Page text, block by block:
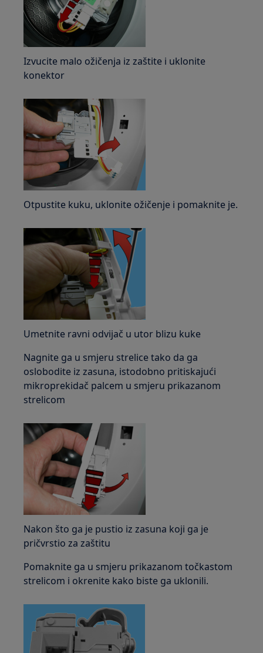
Izvucite malo ožičenja iz zaštite i uklonite
konektor
Otpustite kuku, uklonite ožičenje i pomaknite je.
Umetnite ravni odvijač u utor blizu kuke
Nagnite ga u smjeru strelice tako da ga
oslobodite iz zasuna, istodobno pritiskajući
mikroprekidač palcem u smjeru prikazanom
strelicom
Nakon što ga je pustio iz zasuna koji ga je
pričvrstio za zaštitu
Pomaknite ga u smjeru prikazanom točkastom
strelicom i okrenite kako biste ga uklonili.